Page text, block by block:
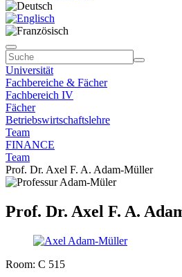
Universität
Fachbereiche & Fächer
Fachbereich IV
Fächer
Betriebswirtschaftslehre
Team
FINANCE
Team
Prof. Dr. Axel F. A. Adam-Müller
Prof. Dr. Axel F. A.
Room: C 515